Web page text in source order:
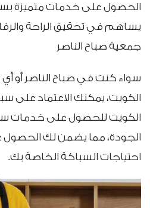
الحصول على خدمات متميزة
يساهم في تحقيق الراحة
جمعية صباح الناصر
سواء كنت في صباح الناصر أو
الكويت، يمكنك الاعتماد على
الكويت للحصول على خدمات
الجودة، مما يضمن لك
احتياجات السباكة الخاصة بك.